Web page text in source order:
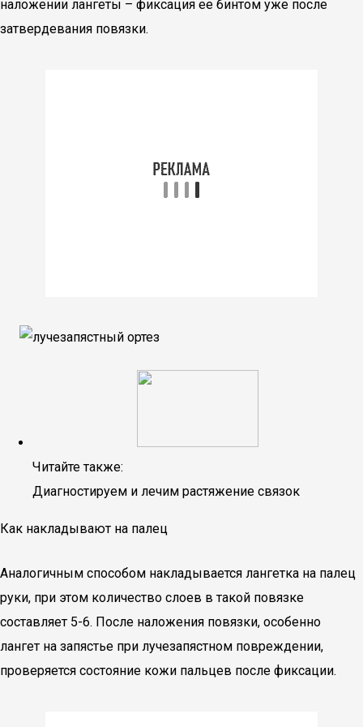
наложении лангеты – фиксация ее бинтом уже после
затвердевания повязки.
Читайте также:
Диагностируем и лечим растяжение связок
Как накладывают на палец
Аналогичным способом накладывается лангетка на палец
руки, при этом количество слоев в такой повязке
составляет 5-6. После наложения повязки, особенно
лангет на запястье при лучезапястном повреждении,
проверяется состояние кожи пальцев после фиксации.